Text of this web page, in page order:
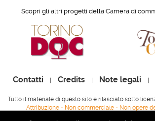
Scopri gli altri progetti della Camera di
Contatti Credits Note legali
Tutto il materiale di questo sito è rilasciato sotto
Attribuzione - Non commerciale - Non opere